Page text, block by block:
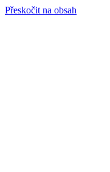
Přeskočit na obsah